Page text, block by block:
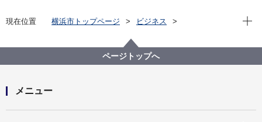
現在位置 横浜市トップページ
ビジネス
完了検査時における主任技術者の立会いについて
（2023.09.28）
現在
ページトップへ
メニュー